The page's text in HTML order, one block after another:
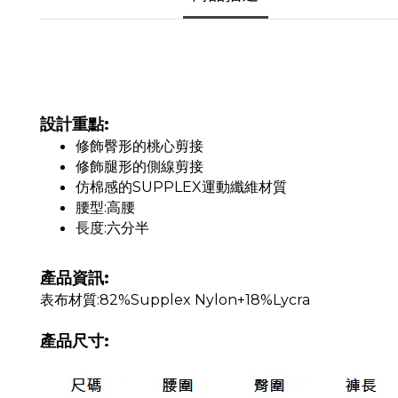
設計重點:
修飾臀形的桃心剪接
修飾腿形的側線剪接
仿棉感的SUPPLEX運動纖維材質
腰型:高腰
長度:六分半
產品資訊:
表布材質:82%Supplex Nylon+18%Lycra
產品尺寸: